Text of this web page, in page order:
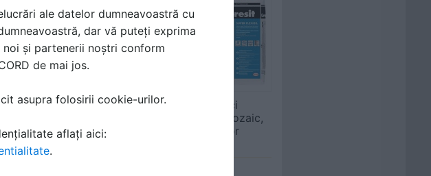
de rosturi pe baza
CERESIT
Adezivi pentru placi
gresie, faianta si mozaic,
la interior si exterior
ale datelor dumneavoastră cu
dar vă puteți exprima
și partenerii noștri conform
de mai jos.
asupra folosirii cookie-urilor.
aflați aici:
.